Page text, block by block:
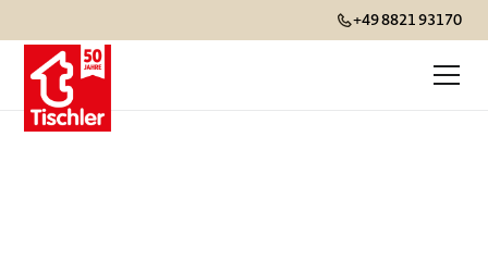
+49 8821 93170